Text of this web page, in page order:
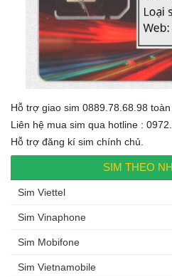
Hỗ trợ giao sim 0889.78.68.98
Liên hệ mua sim qua hotline :
Hỗ trợ đăng kí sim chính chủ.
SIM THEO
Sim Viettel
Sim Vinaphone
Sim Mobifone
Sim Vietnamobile